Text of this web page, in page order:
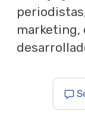
marketing,